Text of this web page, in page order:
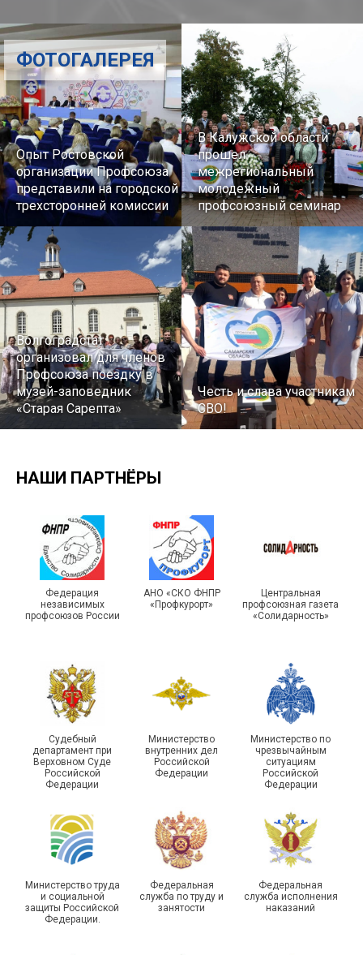
Опыт Ростовской
организации Профсоюза
представили на городской
трехсторонней комиссии
В Калужской области
прошел
межрегиональный
молодежный
профсоюзный семинар
Волгоградстат
организовал для членов
Профсоюза поездку в
музей-заповедник
«Старая Сарепта»
Честь и слава участникам
СВО!
IX Туристический слёт
Московской городской
организации Профсоюза
Турслет и Спартакиада –
праздники спорта и
туризма прошли в Омской
области
Чествование ветеранов
боевых действий
Самарской области
Подписано соглашение с
области
ФОТОГАЛЕРЕЯ
НАШИ ПАРТНЁРЫ
Федерация
независимых
профсоюзов России
АНО «СКО ФНПР
«Профкурорт»
Центральная
профсоюзная газета
«Солидарность»
Судебный
департамент при
Верховном Суде
Российской
Федерации
Министерство
внутренних дел
Российской
Федерации
Министерство по
чрезвычайным
ситуациям
Российской
Федерации
Министерство труда
и социальной
защиты Российской
Федерации.
Федеральная
служба по труду и
занятости
Федеральная
служба исполнения
наказаний